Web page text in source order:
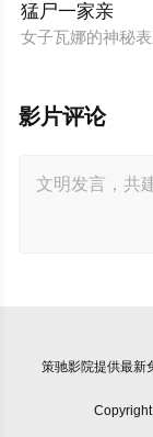
猛尸一家亲
女子瓦娜的神秘
影片评论
策驰影院提供最新